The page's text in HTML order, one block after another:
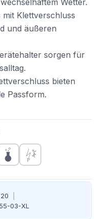
Wetter.
Klettverschluss
und äußeren
sorgen für
bieten
Passform.
03-XL